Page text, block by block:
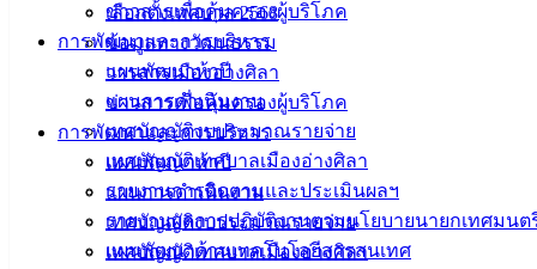
ข่าวสารเพื่อคุ้มครองผู้บริโภค
การพัฒนาและการบริหาร
แผนพัฒนาห้าปี
แผนการดำเนินงาน
เทศบัญญัติงบประมาณรายจ่าย
เทศบัญญัติเทศบาลเมืองอ่างศิลา
รายงานการติดตามและประเมินผลฯ
รายงานผลการปฏิบัติงานตามนโยบายนายกเทศมนต
แผนพัฒนาด้านเทคโนโลยีสารสนเทศ
เลือกตั้งเทศบาล 2568
ข้อมูลทางวัฒนธรรม
วารสารเมืองอ่างศิลา
ข่าวสารเพื่อคุ้มครองผู้บริโภค
การพัฒนาและการบริหาร
แผนพัฒนาห้าปี
แผนการดำเนินงาน
เทศบัญญัติงบประมาณรายจ่าย
เทศบัญญัติเทศบาลเมืองอ่างศิลา